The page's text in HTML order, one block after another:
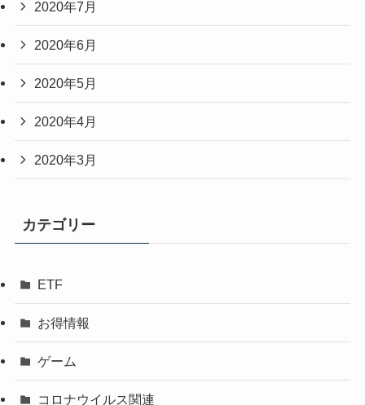
2020年7月
2020年6月
2020年5月
2020年4月
2020年3月
カテゴリー
ETF
お得情報
ゲーム
コロナウイルス関連